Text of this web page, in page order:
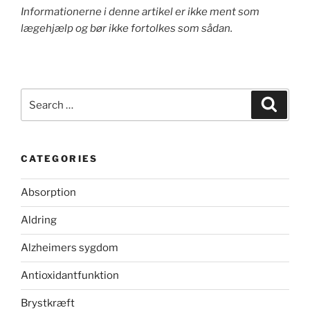
Informationerne i denne artikel er ikke ment som
lægehjælp og bør ikke fortolkes som sådan.
for:
CATEGORIES
Absorption
Aldring
Alzheimers sygdom
Antioxidantfunktion
Brystkræft